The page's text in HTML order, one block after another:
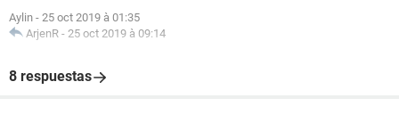
Aylin - 25 oct 2019 à 01:35
ArjenR - 25 oct 2019 à 09:14
8 respuestas